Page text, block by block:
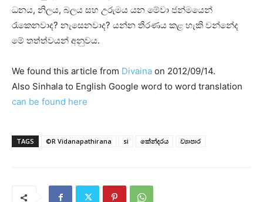
ධනය, නිලය, බලය සහ උරුමය යන මේවා ජන්මයෙන්
රැකෙනවාද? නැසෙනවාද? යන්න තීරණය කළ හැකි වන්නේද
මේ තත්ත්වයන් අනුවය.
We found this article from Divaina on 2012/09/14.
Also Sinhala to English Google word to word translation
can be found here
TAGS ©R Vidanapathirana si කේන්දරය ව්‍යාපාර